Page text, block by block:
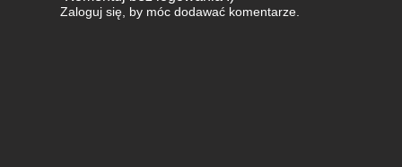
Zaloguj się, by móc dodawać komentarze.